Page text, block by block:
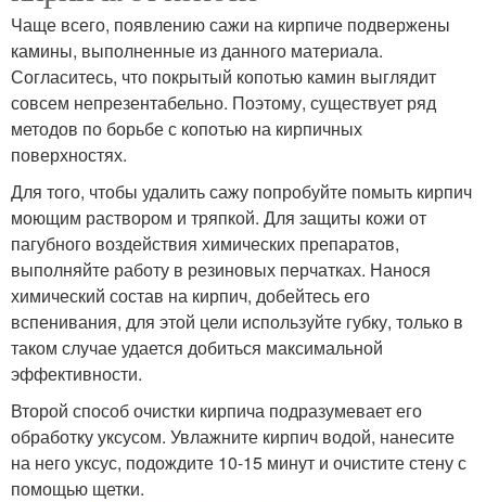
Чаще всего, появлению сажи на кирпиче подвержены
камины, выполненные из данного материала.
Согласитесь, что покрытый копотью камин выглядит
совсем непрезентабельно. Поэтому, существует ряд
методов по борьбе с копотью на кирпичных
поверхностях.
Для того, чтобы удалить сажу попробуйте помыть кирпич
моющим раствором и тряпкой. Для защиты кожи от
пагубного воздействия химических препаратов,
выполняйте работу в резиновых перчатках. Нанося
химический состав на кирпич, добейтесь его
вспенивания, для этой цели используйте губку, только в
таком случае удается добиться максимальной
эффективности.
Второй способ очистки кирпича подразумевает его
обработку уксусом. Увлажните кирпич водой, нанесите
на него уксус, подождите 10-15 минут и очистите стену с
помощью щетки.